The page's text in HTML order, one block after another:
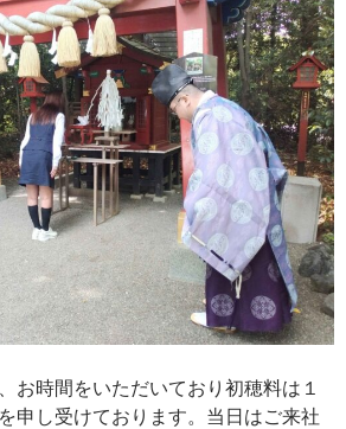
お時間をいただいており初穂料は１
申し受けております。当日はご来社